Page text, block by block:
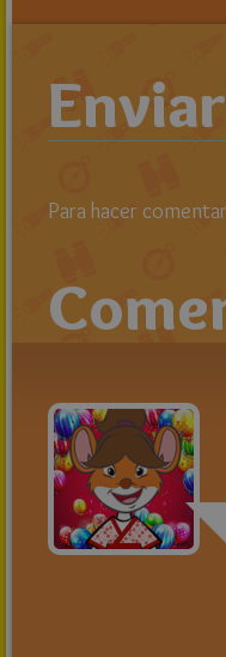
Para hacer